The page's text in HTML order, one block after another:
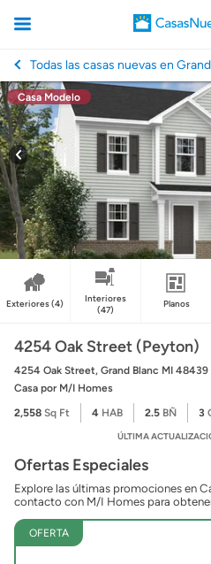
Todas las casas nuevas en
Casa Modelo
Exteriores(4)
Interiores
(47)
Planos
4254 Oak Street (Peyton)
4254 Oak Street, Grand Blanc MI 48439
Casa por M/I Homes
2,558 Sq Ft 4 HAB 2.5 BÑ 3
ÚLTIMA
Ofertas Especiales
Explore las últimas promociones en
contacto con M/I Homes para
OFERTA